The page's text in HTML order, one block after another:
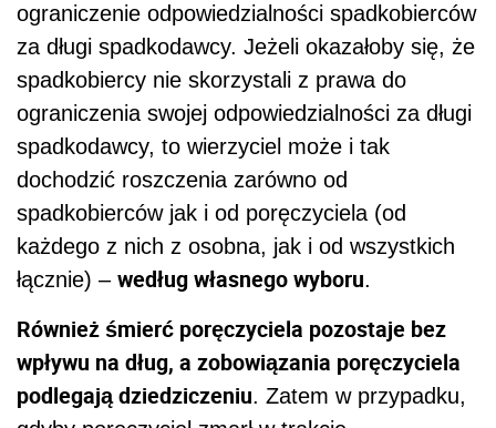
ograniczenie odpowiedzialności spadkobierców
za długi spadkodawcy. Jeżeli okazałoby się, że
spadkobiercy nie skorzystali z prawa do
ograniczenia swojej odpowiedzialności za długi
spadkodawcy, to wierzyciel może i tak
dochodzić roszczenia zarówno od
spadkobierców jak i od poręczyciela (od
każdego z nich z osobna, jak i od wszystkich
łącznie) – według własnego wyboru.
Również śmierć poręczyciela pozostaje bez
wpływu na dług, a zobowiązania poręczyciela
podlegają dziedziczeniu. Zatem w przypadku,